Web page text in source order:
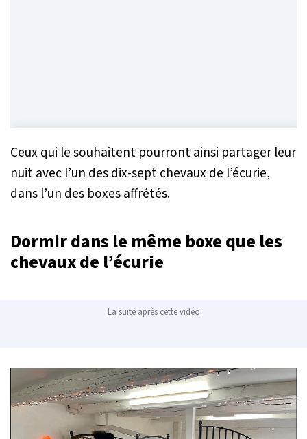
Ceux qui le souhaitent pourront ainsi partager leur
nuit avec l’un des dix-sept chevaux de l’écurie,
dans l’un des boxes affrétés.
Dormir dans le même boxe que les
chevaux de l’écurie
La suite après cette vidéo